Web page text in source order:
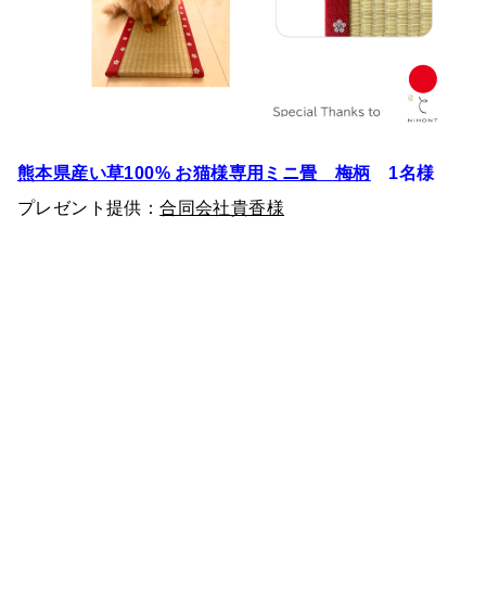
熊本県産い草100% お猫様専用ミニ畳 梅柄 1名様
プレゼント提供：合同会社貴香様